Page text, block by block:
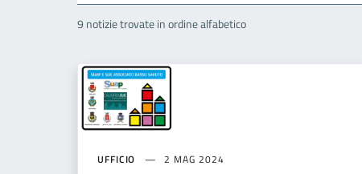
9 notizie trovate in ordine alfabetico
UFFICIO 2 MAG 2024